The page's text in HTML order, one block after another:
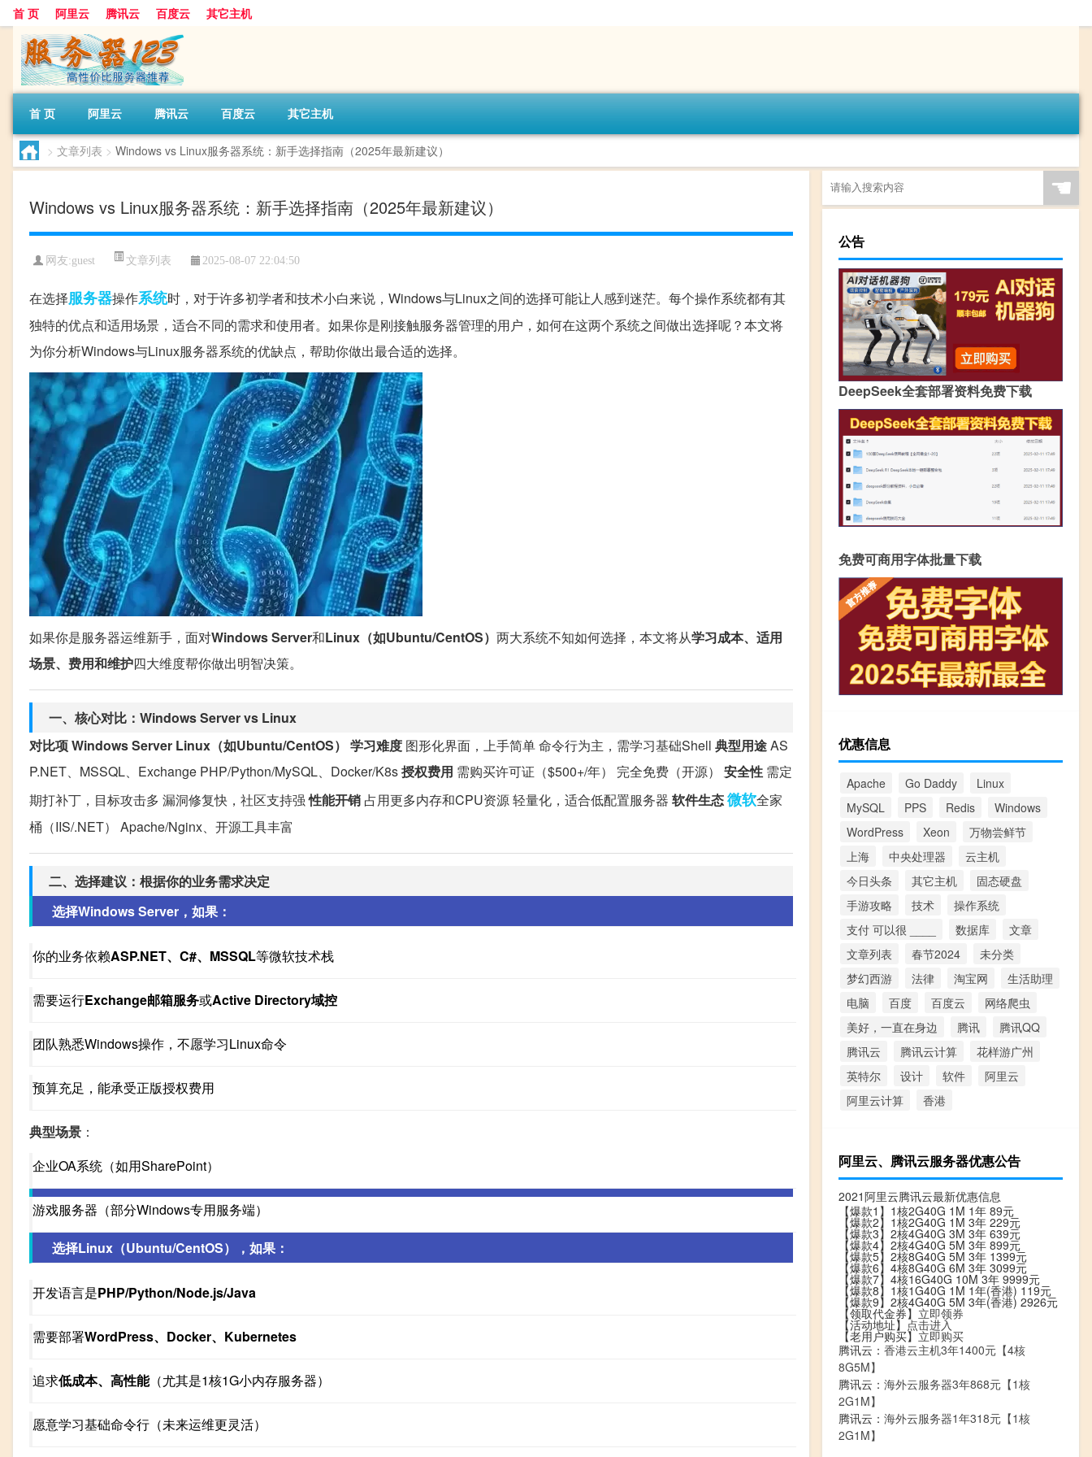
首 页 阿里云 腾讯云 百度云 其它主机
首 页 阿里云 腾讯云 百度云 其它主机
> 文章列表 > Windows vs Linux服务器系统：新手选择指南（2025年最新建议）
Windows vs Linux服务器系统：新手选择指南（2025年最新建议）
网友:guest 文章列表 2025-08-07 22:04:50
在选择服务器操作系统时，对于许多初学者和技术小白来说，Windows与Linux之间的选择可能让人感到迷茫。每个操作系统都有其
独特的优点和适用场景，适合不同的需求和使用者。如果你是刚接触服务器管理的用户，如何在这两个系统之间做出选择呢？本文将
为你分析Windows与Linux服务器系统的优缺点，帮助你做出最合适的选择。
如果你是服务器运维新手，面对Windows Server和Linux（如Ubuntu/CentOS） 两大系统不知如何选择，本文将从学习成本、适用
场景、费用和维护四大维度帮你做出明智决策。
一、核心对比：Windows Server vs Linux
对比项Windows Server Linux（如Ubuntu/CentOS） 学习难度 图形化界面，上手简单 命令行为主，需学习基础Shell 典型用途AS
P.NET、MSSQL、Exchange PHP/Python/MySQL、Docker/K8s授权费用 需购买许可证（$500+/年） 完全免费（开源） 安全性 需定
期打补丁，目标攻击多 漏洞修复快，社区支持强性能开销 占用更多内存和CPU资源 轻量化，适合低配置服务器 软件生态微软全家
桶（IIS/.NET） Apache/Nginx、开源工具丰富
二、选择建议：根据你的业务需求决定
选择Windows Server，如果：
你的业务依赖ASP.NET、C#、MSSQL等微软技术栈
需要运行Exchange邮箱服务或Active Directory域控
团队熟悉Windows操作，不愿学习Linux命令
预算充足，能承受正版授权费用
典型场景 ：
企业OA系统（如用SharePoint）
游戏服务器（部分Windows专用服务端）
选择Linux（Ubuntu/CentOS），如果：
开发语言是PHP/Python/Node.js/Java
需要部署WordPress、Docker、Kubernetes
追求低成本、高性能（尤其是1核1G小内存服务器）
愿意学习基础命令行（未来运维更灵活）
☚
公告
DeepSeek全套部署资料免费下载
免费可商用字体批量下载
优惠信息
Apache Go Daddy
Linux
MySQL
PPS Redis
Windows
WordPress
Xeon
万物尝鲜节
上海
中央处理器
云主机
今日头条
其它主机
固态硬盘
手游攻略
技术
操作系统
支付 可以很 ____
数据库
文章
文章列表
春节2024
未分类
梦幻西游
法律 淘宝网
生活助理
电脑
百度 百度云
网络爬虫
美好，一直在身边
腾讯
腾讯QQ
腾讯云
腾讯云计算
花样游广州
英特尔
设计 软件
阿里云
阿里云计算
香港
阿里云、腾讯云服务器优惠公告
2021阿里云腾讯云最新优惠信息
【爆款1】1核2G40G 1M 1年 89元
【爆款2】1核2G40G 1M 3年 229元
【爆款3】2核4G40G 3M 3年 639元
【爆款4】2核4G40G 5M 3年 899元
【爆款5】2核8G40G 5M 3年 1399元
【爆款6】4核8G40G 6M 3年 3099元
【爆款7】4核16G40G 10M 3年 9999元
【爆款8】1核1G40G 1M 1年(香港) 119元
【爆款9】2核4G40G 5M 3年(香港) 2926元
【领取代金券】 立即领券
【活动地址】 点击进入
【老用户购买】立即购买
腾讯云： 香港云主机3年1400元【4核
8G5M】
腾讯云： 海外云服务器3年868元【1核
2G1M】
腾讯云： 海外云服务器1年318元【1核
2G1M】